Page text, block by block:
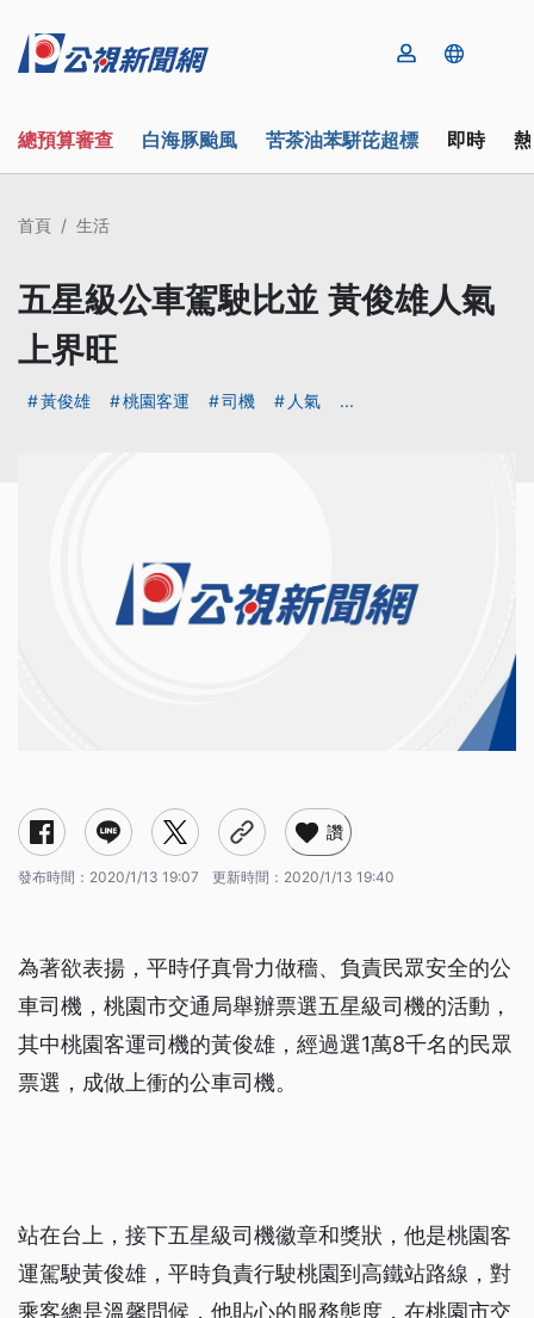
總預算審查 白海豚颱風 苦茶油苯駢芘超標 即時
首頁 生活
五星級公車駕駛比並 黃俊雄人氣
上界旺
黃俊雄 桃園客運 司機 人氣 ...
讚
發布時間： 2020/1/13 19:07 更新時間： 2020/1/13 19:40
為著欲表揚，平時仔真骨力做穡、負責民眾安全的公
車司機，桃園市交通局舉辦票選五星級司機的活動，
其中桃園客運司機的黃俊雄，經過選1萬8千名的民眾
票選，成做上衝的公車司機。
站在台上，接下五星級司機徽章和獎狀，他是桃園客
運駕駛黃俊雄，平時負責行駛桃園到高鐵站路線，對
乘客總是溫馨問候，他貼心的服務態度，在桃園市交